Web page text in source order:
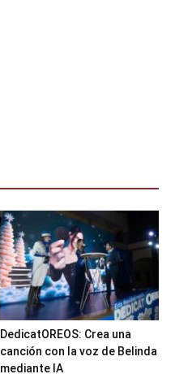
DedicatOREOS: Crea una
canción con la voz de Belinda
mediante IA